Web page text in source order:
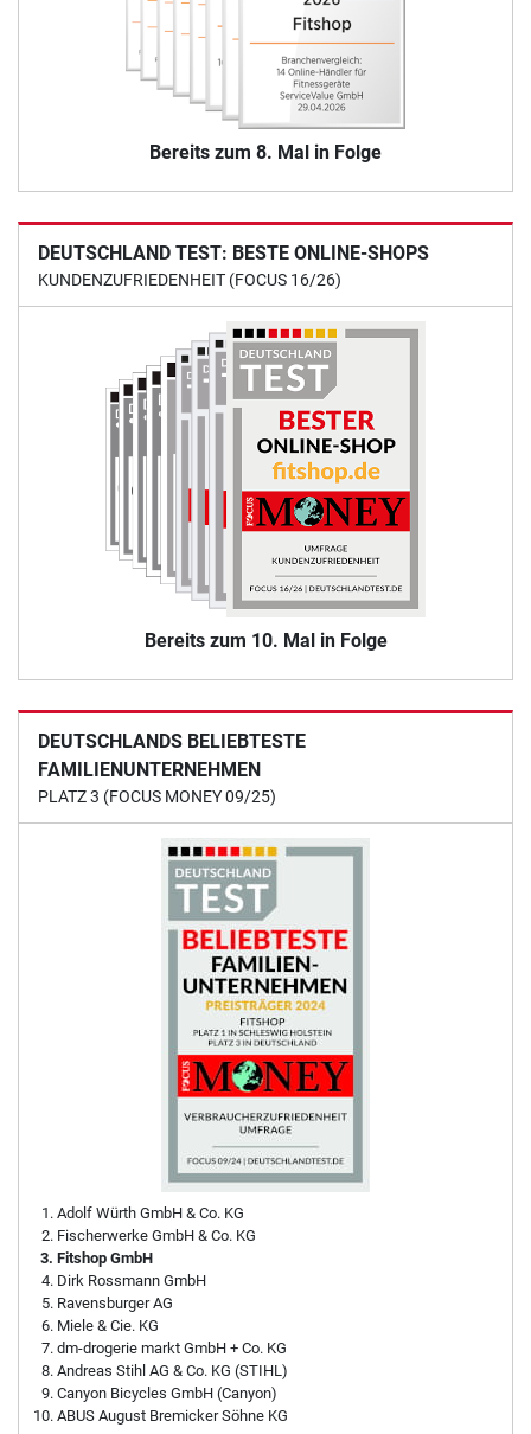
Bereits zum 8. Mal in Folge
DEUTSCHLAND TEST: BESTE ONLINE-SHOPS
KUNDENZUFRIEDENHEIT (FOCUS 16/26)
Bereits zum 10. Mal in Folge
DEUTSCHLANDS BELIEBTESTE
FAMILIENUNTERNEHMEN
PLATZ 3 (FOCUS MONEY 09/25)
Adolf Würth GmbH & Co. KG
Fischerwerke GmbH & Co. KG
Fitshop GmbH
Dirk Rossmann GmbH
Ravensburger AG
Miele & Cie. KG
dm-drogerie markt GmbH + Co. KG
Andreas Stihl AG & Co. KG (STIHL)
Canyon Bicycles GmbH (Canyon)
ABUS August Bremicker Söhne KG